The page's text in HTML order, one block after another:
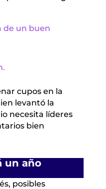
de un buen
cupos en la
levantó la
necesita líderes
bien
un año
posibles